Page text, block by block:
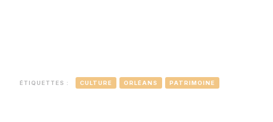
ÉTIQUETTES : CULTURE ORLÉANS PATRIMOINE